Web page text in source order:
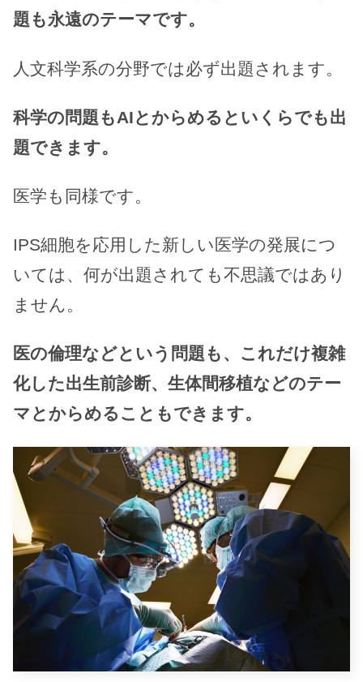
題も永遠のテーマです。
人文科学系の分野では必ず出題されます。
科学の問題もAIとからめるといくらでも出
題できます。
医学も同様です。
IPS細胞を応用した新しい医学の発展につ
いては、何が出題されても不思議ではあり
ません。
医の倫理などという問題も、これだけ複雑
化した出生前診断、生体間移植などのテー
マとからめることもできます。